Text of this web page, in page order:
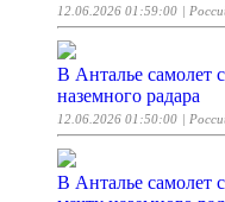
12.06.2026 01:59:00 |
В Анталье самолет
наземного радара
12.06.2026 01:50:00 |
В Анталье самолет